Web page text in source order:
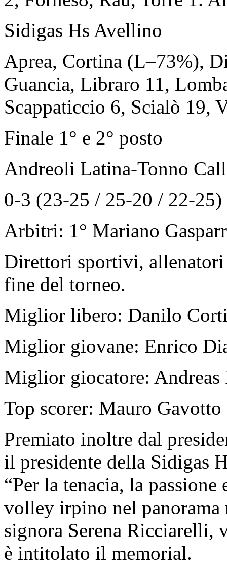
Sidigas Hs Avellino
Aprea, Cortina (L–73%),
Guancia, Libraro 11,
Scappaticcio 6, Scialò 19,
Finale 1° e 2° posto
Andreoli Latina-Tonno
0-3 (23-25 / 25-20 / 22-25)
Arbitri: 1° Mariano
Direttori sportivi, allenatori
fine del torneo.
Miglior libero: Danilo
Miglior giovane: Enrico
Miglior giocatore:
Top scorer: Mauro
Premiato inoltre dal
il presidente della Sidigas
“Per la tenacia, la
volley irpino nel panorama
signora Serena Ricciarelli,
è intitolato il memorial.